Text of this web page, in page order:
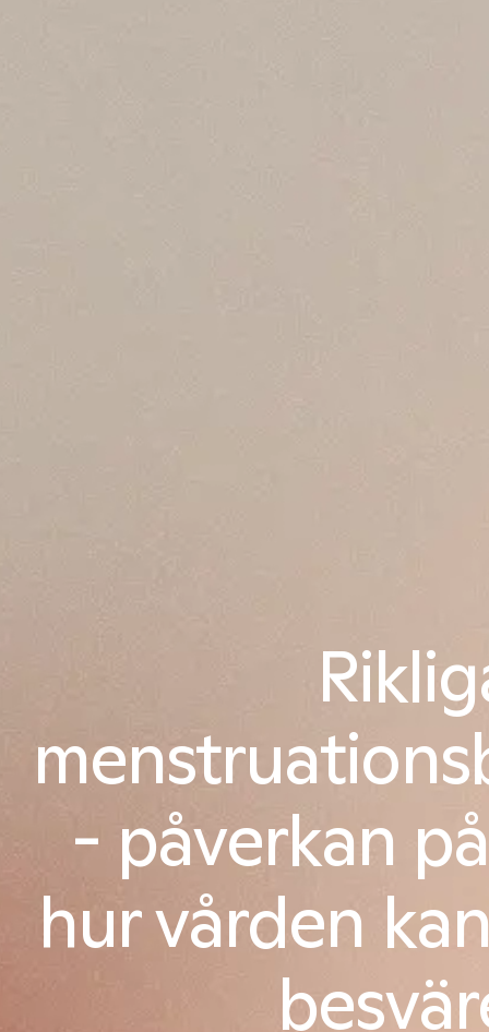
- påverkan
hur vården